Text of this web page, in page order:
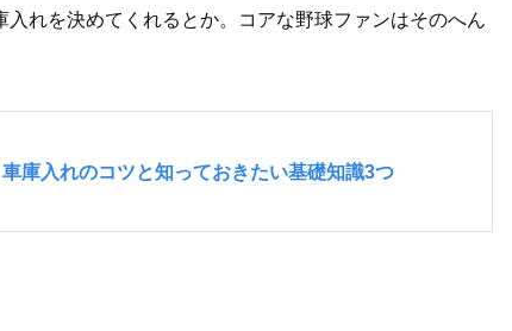
れを決めてくれるとか。コアな野球ファンはそのへん